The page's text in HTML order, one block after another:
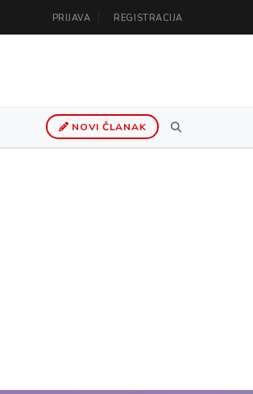
PRIJAVA REGISTRACIJA
NOVI ČLANAK